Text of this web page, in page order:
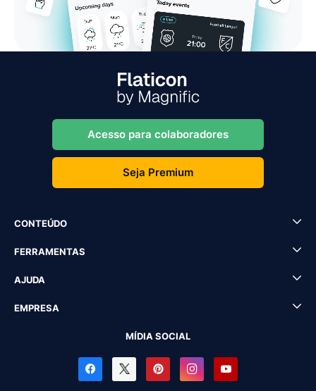
Acesso para colaboradores
Seja Premium
CONTEÚDO
FERRAMENTAS
AJUDA
EMPRESA
MÍDIA SOCIAL